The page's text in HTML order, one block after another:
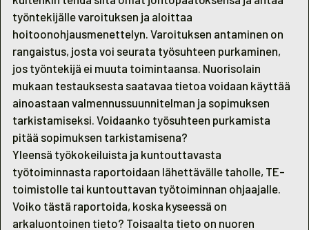
työntekijälle varoituksen ja aloittaa
hoitoonohjausmenettelyn. Varoituksen antaminen on
rangaistus, josta voi seurata työsuhteen purkaminen,
jos työntekijä ei muuta toimintaansa. Nuorisolain
mukaan testauksesta saatavaa tietoa voidaan käyttää
ainoastaan valmennussuunnitelman ja sopimuksen
tarkistamiseksi. Voidaanko työsuhteen purkamista
pitää sopimuksen tarkistamisena?
Yleensä työkokeiluista ja kuntouttavasta
työtoiminnasta raportoidaan lähettävälle taholle, TE-
toimistolle tai kuntouttavan työtoiminnan ohjaajalle.
Voiko tästä raportoida, koska kyseessä on
arkaluontoinen tieto? Toisaalta tieto on nuoren